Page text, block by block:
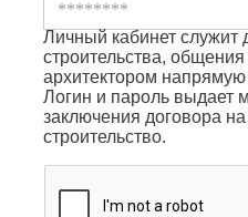
Личный кабинет служит
строительства,
архитектором
Логин и пароль выдает
заключения договора
строительство.